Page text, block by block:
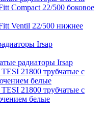
Compact 22/500 боковое
Ventil 22/500 нижнее
Irsap
радиаторы Irsap
21800 трубчатые с
белые
21800 трубчатые с
белые